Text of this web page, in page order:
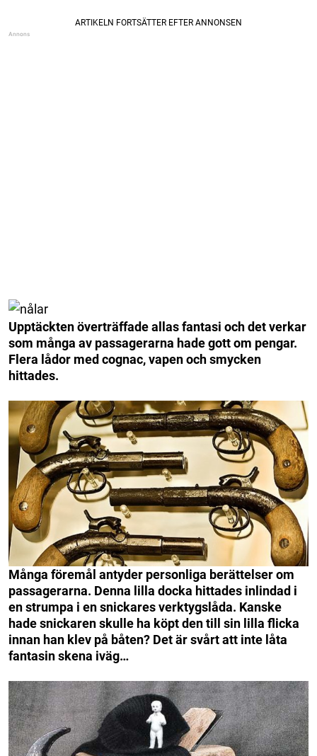
Upptäckten överträffade allas fantasi och det verkar
som många av passagerarna hade gott om pengar.
Flera lådor med cognac, vapen och smycken
hittades.
Många föremål antyder personliga berättelser om
passagerarna. Denna lilla docka hittades inlindad i
en strumpa i en snickares verktygslåda. Kanske
hade snickaren skulle ha köpt den till sin lilla flicka
innan han klev på båten? Det är svårt att inte låta
fantasin skena iväg…